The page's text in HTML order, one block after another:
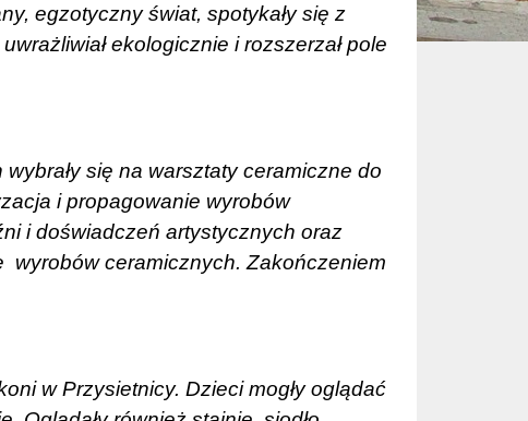
egzotyczny świat, spotykały się z
ekologicznie i rozszerzał pole
się na warsztaty ceramiczne do
i propagowanie wyrobów
i doświadczeń artystycznych oraz
wyrobów ceramicznych. Zakończeniem
w Przysietnicy. Dzieci mogły oglądać